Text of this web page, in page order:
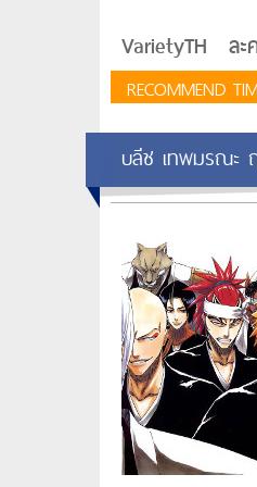
VarietyTH ล
RECOMMEND
บลีช เทพมรณะ